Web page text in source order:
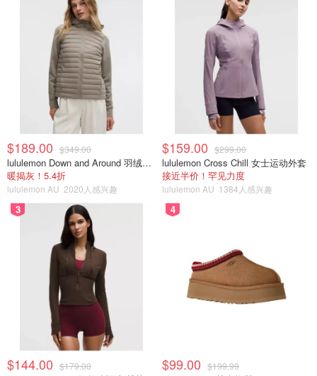
$189.00 $349.00
lululemon Down and Around 羽绒夹克
暖揭灰！5.4折
lululemon AU 2020人感兴趣
$159.00 $299.00
lululemon Cross Chill 女士运动外套
接近半价！罕见力度
lululemon AU 1384人感兴趣
3
$144.00 $179.00
4
$99.00 $199.99